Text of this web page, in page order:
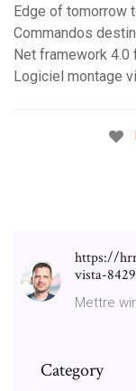
Edge of tomorrow
Commandos
Net framework 4.0
Logiciel montage
https://
vista-
Mettre
Category